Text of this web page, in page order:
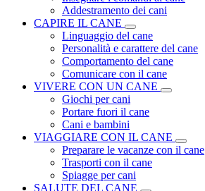
Addestramento dei cani
CAPIRE IL CANE
Linguaggio del cane
Personalità e carattere del cane
Comportamento del cane
Comunicare con il cane
VIVERE CON UN CANE
Giochi per cani
Portare fuori il cane
Cani e bambini
VIAGGIARE CON IL CANE
Preparare le vacanze con il cane
Trasporti con il cane
Spiagge per cani
SALUTE DEL CANE